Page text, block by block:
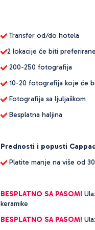
Transfer od/do hotela
2 lokacije će biti
200-250 fotografija
10-20 fotografija koje će
Fotografija sa ljuljaškom
Besplatna haljina
Prednosti i popusti
Platite manje na više od
BESPLATNO SA PASOM!
keramike
BESPLATNO SA PASOM!